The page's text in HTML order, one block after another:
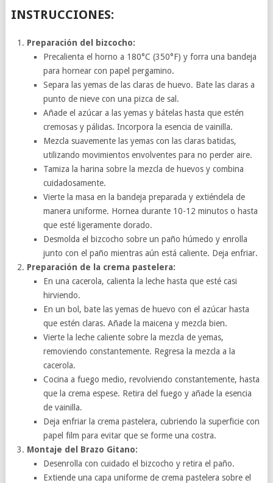
INSTRUCCIONES:
Preparación del bizcocho:
Precalienta el horno a 180°C (350°F) y forra una bandeja
para hornear con papel pergamino.
Separa las yemas de las claras de huevo. Bate las claras a
punto de nieve con una pizca de sal.
Añade el azúcar a las yemas y bátelas hasta que estén
cremosas y pálidas. Incorpora la esencia de vainilla.
Mezcla suavemente las yemas con las claras batidas,
utilizando movimientos envolventes para no perder aire.
Tamiza la harina sobre la mezcla de huevos y combina
cuidadosamente.
Vierte la masa en la bandeja preparada y extiéndela de
manera uniforme. Hornea durante 10-12 minutos o hasta
que esté ligeramente dorado.
Desmolda el bizcocho sobre un paño húmedo y enrolla
junto con el paño mientras aún está caliente. Deja enfriar.
Preparación de la crema pastelera:
En una cacerola, calienta la leche hasta que esté casi
hirviendo.
En un bol, bate las yemas de huevo con el azúcar hasta
que estén claras. Añade la maicena y mezcla bien.
Vierte la leche caliente sobre la mezcla de yemas,
removiendo constantemente. Regresa la mezcla a la
cacerola.
Cocina a fuego medio, revolviendo constantemente, hasta
que la crema espese. Retira del fuego y añade la esencia
de vainilla.
Deja enfriar la crema pastelera, cubriendo la superficie con
papel film para evitar que se forme una costra.
Montaje del Brazo Gitano:
Desenrolla con cuidado el bizcocho y retira el paño.
Extiende una capa uniforme de crema pastelera sobre el